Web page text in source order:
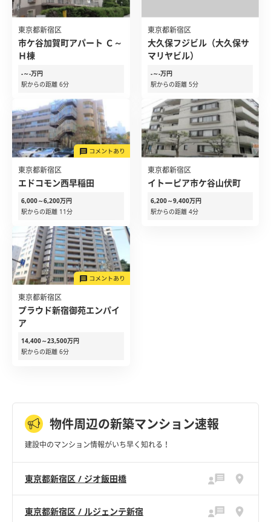
東京都新宿区
市ケ谷加賀町アパート Ｃ～
Ｈ棟
-～-万円
駅からの距離 6分
東京都新宿区
大久保フジビル（大久保サ
マリヤビル）
-～-万円
駅からの距離 5分
東京都新宿区
エドコモン西早稲田
6,000～6,200万円
駅からの距離 11分
東京都新宿区
イトーピア市ケ谷山伏町
6,200～9,400万円
駅からの距離 4分
東京都新宿区
プラウド新宿御苑エンパイ
ア
14,400～23,500万円
駅からの距離 6分
物件周辺の新築マンション速報
建設中のマンション情報がいち早く知れる！
東京都新宿区 / ジオ飯田橋
東京都新宿区 / ルジェンテ新宿